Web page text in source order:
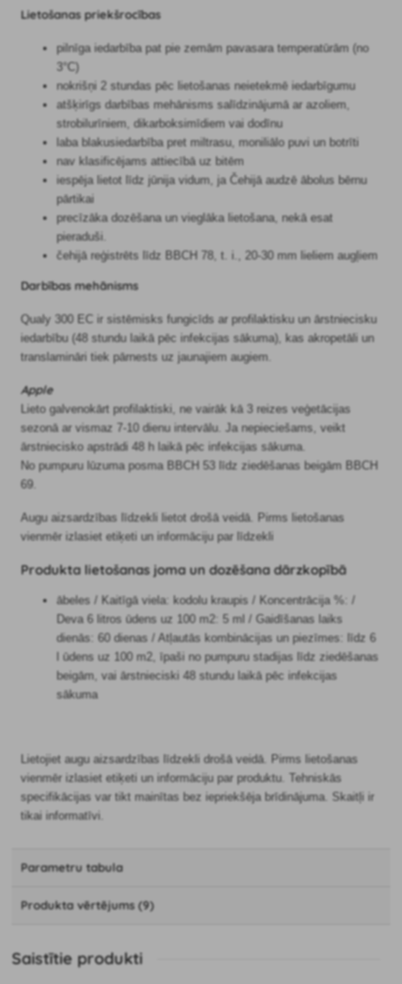
Lietošanas priekšrocības
pilnīga iedarbība pat pie zemām pavasara temperatūrām (no
3°C)
nokrišņi 2 stundas pēc lietošanas neietekmē iedarbīgumu
atšķirīgs darbības mehānisms salīdzinājumā ar azoliem,
strobilurīniem, dikarboksimīdiem vai dodīnu
laba blakusiedarbība pret miltrasu, moniliālo puvi un botrīti
nav klasificējams attiecībā uz bitēm
iespēja lietot līdz jūnija vidum, ja Čehijā audzē ābolus bērnu
pārtikai
precīzāka dozēšana un vieglāka lietošana, nekā esat
pieraduši.
čehijā reģistrēts līdz BBCH 78, t. i., 20-30 mm lieliem augļiem
Darbības mehānisms
Qualy 300 EC ir sistēmisks fungicīds ar profilaktisku un ārstniecisku
iedarbību (48 stundu laikā pēc infekcijas sākuma), kas akropetāli un
translamināri tiek pārnests uz jaunajiem augiem.
Apple
Lieto galvenokārt profilaktiski, ne vairāk kā 3 reizes veģetācijas
sezonā ar vismaz 7-10 dienu intervālu. Ja nepieciešams, veikt
ārstniecisko apstrādi 48 h laikā pēc infekcijas sākuma.
No pumpuru lūzuma posma BBCH 53 līdz ziedēšanas beigām BBCH
69.
Augu aizsardzības līdzekli lietot drošā veidā. Pirms lietošanas
vienmēr izlasiet etiķeti un informāciju par līdzekli
Produkta lietošanas joma un dozēšana dārzkopībā
ābeles / Kaitīgā viela: kodolu kraupis / Koncentrācija %: /
Deva 6 litros ūdens uz 100 m2: 5 ml / Gaidīšanas laiks
dienās: 60 dienas / Atļautās kombinācijas un piezīmes: līdz 6
l ūdens uz 100 m2, īpaši no pumpuru stadijas līdz ziedēšanas
beigām, vai ārstnieciski 48 stundu laikā pēc infekcijas
sākuma
Lietojiet augu aizsardzības līdzekli drošā veidā. Pirms lietošanas
vienmēr izlasiet etiķeti un informāciju par produktu. Tehniskās
specifikācijas var tikt mainītas bez iepriekšēja brīdinājuma. Skaitļi ir
tikai informatīvi.
Parametru tabula
Produkta vērtējums (9)
Saistītie produkti